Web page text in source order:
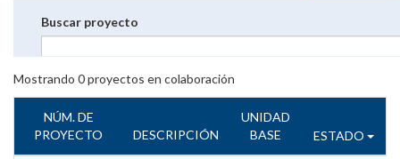
Buscar proyecto
Mostrando 0proyectos en colaboración
NÚM. DE
PROYECTO
DESCRIPCIÓN
UNIDAD
BASE
ESTADO